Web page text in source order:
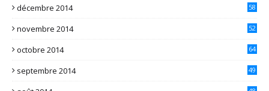
décembre 2014 58
novembre 2014 52
octobre 2014 64
septembre 2014 49